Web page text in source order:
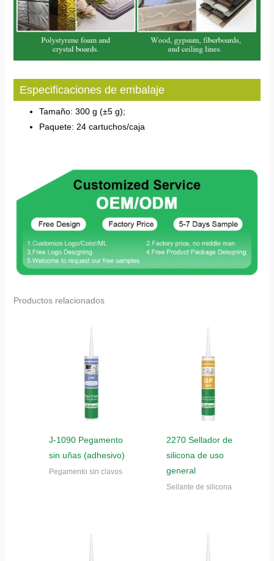
Especificaciones de embalaje
Tamaño: 300 g (±5 g);
Paquete: 24 cartuchos/caja
Productos relacionados
J-1090 Pegamento
sin uñas (adhesivo)
Pegamento sin clavos
2270 Sellador de
silicona de uso
general
Sellante de silicona